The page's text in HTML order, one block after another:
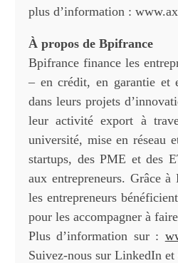
plus d’information :
À propos de Bpifrance
Bpifrance finance les
– en crédit, en garantie et
dans leurs projets
leur activité export à
université, mise en réseau
startups, des PME et des
aux entrepreneurs. Grâce
les entrepreneurs
pour les accompagner à
Plus d’information sur :
Suivez-nous sur LinkedIn